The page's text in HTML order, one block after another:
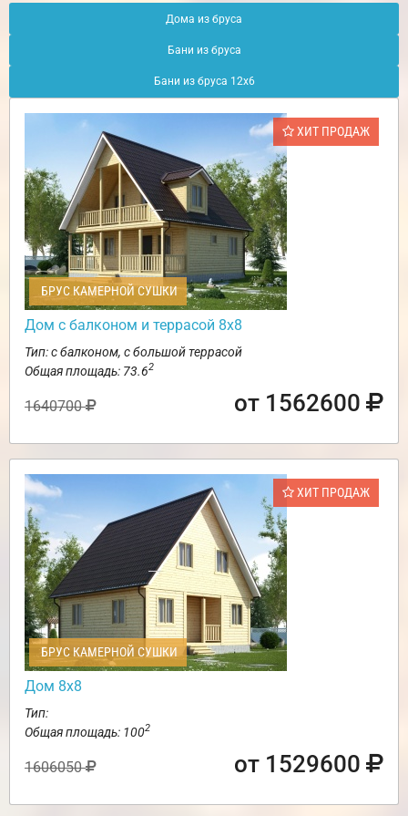
Дома из бруса
Бани из бруса
Бани из бруса 12х6
ХИТ ПРОДАЖ
БРУС КАМЕРНОЙ СУШКИ
Дом с балконом и террасой 8х8
Тип: с балконом, с большой террасой
Общая площадь: 73.62
1640700 от 1562600
ХИТ ПРОДАЖ
БРУС КАМЕРНОЙ СУШКИ
Дом 8х8
Тип:
Общая площадь: 1002
1606050 от 1529600